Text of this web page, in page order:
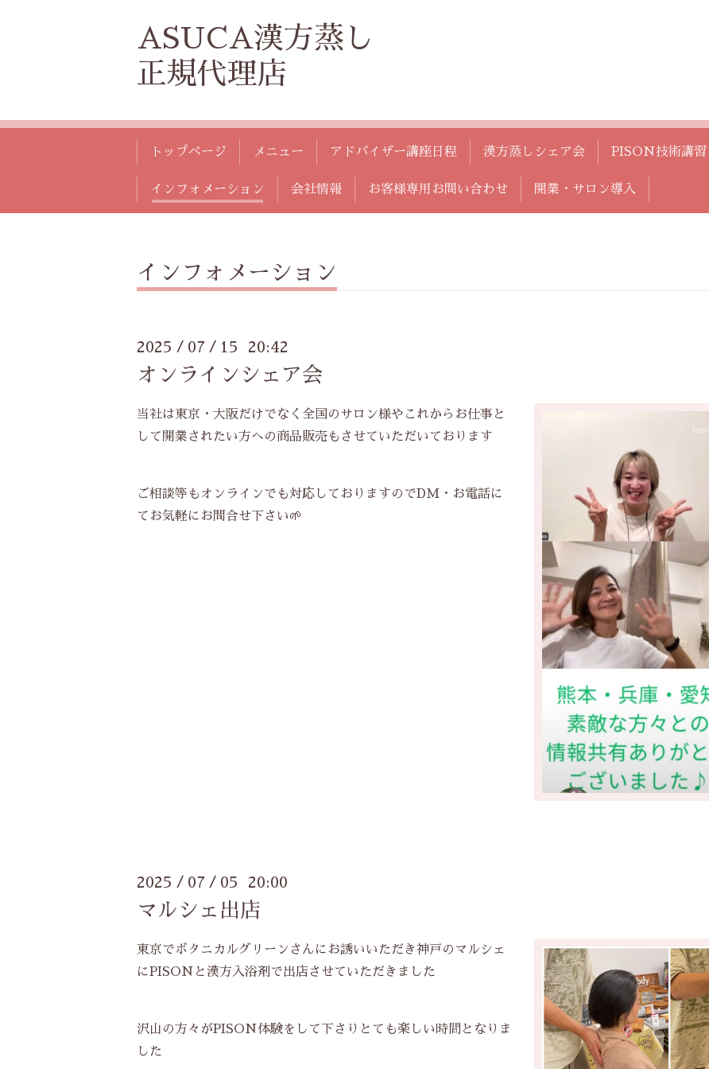
ASUCA漢方蒸し
正規代理店
トップページ メニュー アドバイザー講座日程 漢方蒸しシェア会 PISON技術講習
インフォメーション 会社情報 お客様専用お問い合わせ 開業・サロン導入
インフォメーション
2025 / 07 / 15 20:42
オンラインシェア会
当社は東京・大阪だけでなく全国のサロン様やこれからお仕事と
して開業されたい方への商品販売もさせていただいております
ご相談等もオンラインでも対応しておりますのでDM・お電話に
てお気軽にお問合せ下さい🌱
2025 / 07 / 05 20:00
マルシェ出店
東京でボタニカルグリーンさんにお誘いいただき神戸のマルシェ
にPISONと漢方入浴剤で出店させていただきました
沢山の方々がPISON体験をして下さりとても楽しい時間となりま
した